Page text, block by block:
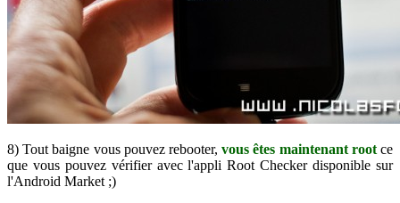
8) Tout baigne vous pouvez rebooter,vous êtes maintenant rootce
que vous pouvez vérifier avec l'appli Root Checker disponible sur
l'Android Market ;)